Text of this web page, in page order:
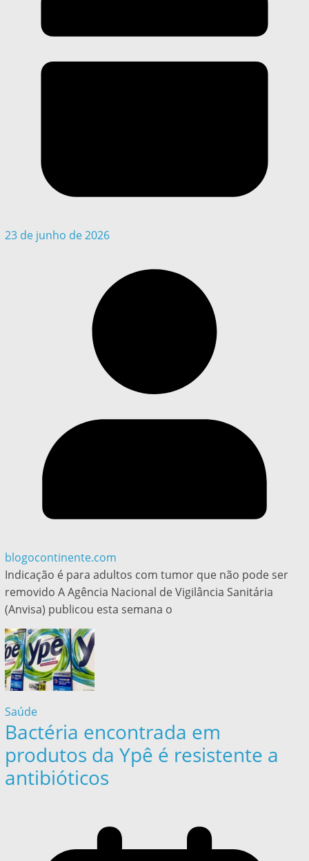
23 de junho de 2026
blogocontinente.com
Indicação é para adultos com tumor que não pode ser
removido A Agência Nacional de Vigilância Sanitária
(Anvisa) publicou esta semana o
Saúde
Bactéria encontrada em
produtos da Ypê é resistente a
antibióticos